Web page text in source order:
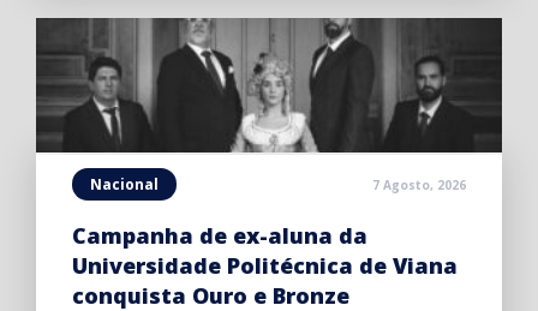
Nacional 7 Agosto, 2026
Campanha de ex-aluna da
Universidade Politécnica de Viana
conquista Ouro e Bronze